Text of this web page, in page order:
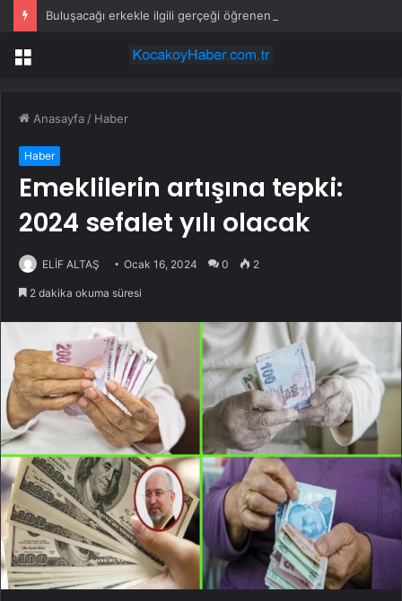
Menü
Anasayfa / Haber
Haber
Emeklilerin artışına tepki:
2024 sefalet yılı olacak
ELİF ALTAŞ Ocak 16, 2024 0 2
2 dakika okuma süresi